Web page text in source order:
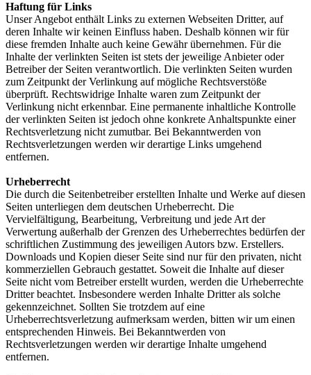
Haftung für Links
Unser Angebot enthält Links zu externen Webseiten Dritter, auf
deren Inhalte wir keinen Einfluss haben. Deshalb können wir für
diese fremden Inhalte auch keine Gewähr übernehmen. Für die
Inhalte der verlinkten Seiten ist stets der jeweilige Anbieter oder
Betreiber der Seiten verantwortlich. Die verlinkten Seiten wurden
zum Zeitpunkt der Verlinkung auf mögliche Rechtsverstöße
überprüft. Rechtswidrige Inhalte waren zum Zeitpunkt der
Verlinkung nicht erkennbar. Eine permanente inhaltliche Kontrolle
der verlinkten Seiten ist jedoch ohne konkrete Anhaltspunkte einer
Rechtsverletzung nicht zumutbar. Bei Bekanntwerden von
Rechtsverletzungen werden wir derartige Links umgehend
entfernen.
Urheberrecht
Die durch die Seitenbetreiber erstellten Inhalte und Werke auf diesen
Seiten unterliegen dem deutschen Urheberrecht. Die
Vervielfältigung, Bearbeitung, Verbreitung und jede Art der
Verwertung außerhalb der Grenzen des Urheberrechtes bedürfen der
schriftlichen Zustimmung des jeweiligen Autors bzw. Erstellers.
Downloads und Kopien dieser Seite sind nur für den privaten, nicht
kommerziellen Gebrauch gestattet. Soweit die Inhalte auf dieser
Seite nicht vom Betreiber erstellt wurden, werden die Urheberrechte
Dritter beachtet. Insbesondere werden Inhalte Dritter als solche
gekennzeichnet. Sollten Sie trotzdem auf eine
Urheberrechtsverletzung aufmerksam werden, bitten wir um einen
entsprechenden Hinweis. Bei Bekanntwerden von
Rechtsverletzungen werden wir derartige Inhalte umgehend
entfernen.